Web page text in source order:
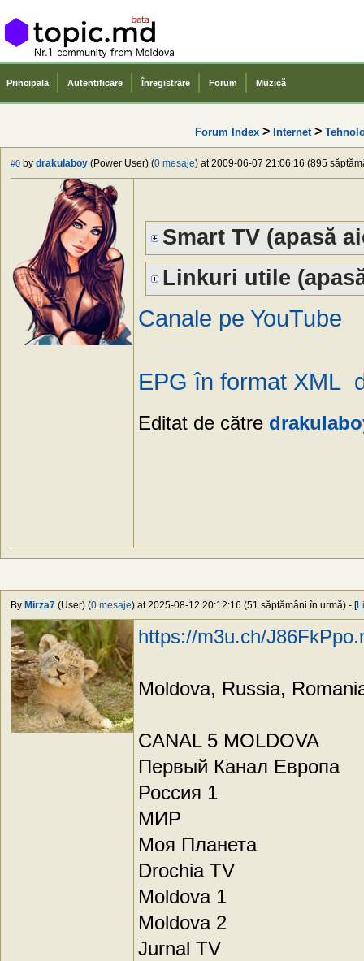
Principala Autentificare Înregistrare Forum Muzică
Forum Index> Internet>
#0 by drakulaboy (Power User) (0 mesaje) at 2009-06-07 21:06:16 (895
Smart TV (apasă
Linkuri utile
Canale pe YouTube
EPG în format XML
Editat de către
By Mirza7 (User) (0 mesaje) at 2025-08-12 20:12:16 (51 săptămâni în urmă) - [
https://m3u.ch/
Moldova, Russia,
CANAL 5 MOLDOVA
Первый Канал Европа
Россия 1
МИР
Моя Планета
Drochia TV
Moldova 1
Moldova 2
Jurnal TV